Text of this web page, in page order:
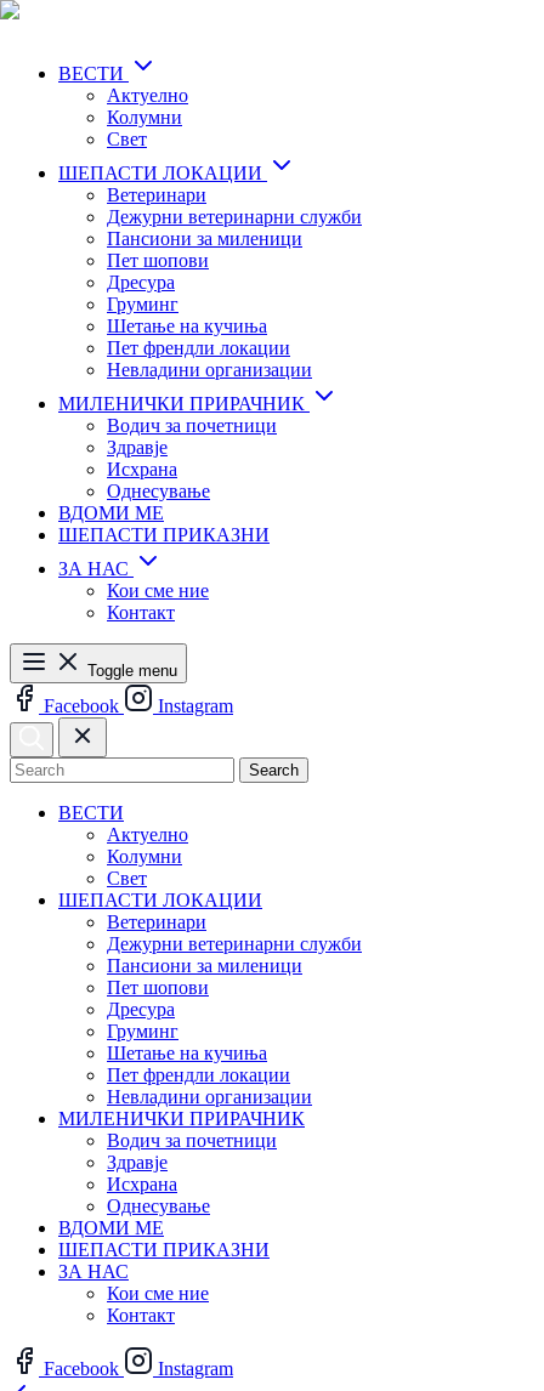
Skip
content
ВЕСТИ
Актуелно
Колумни
Свет
ШЕПАСТИ ЛОКАЦИИ
Ветеринари
Дежурни ветеринарни служби
Пансиони за миленици
Пет шопови
Дресура
Груминг
Шетање на кучиња
Пет френдли локации
Невладини организации
МИЛЕНИЧКИ ПРИРАЧНИК
Водич за почетници
Здравје
Исхрана
Однесување
ВДОМИ МЕ
ШЕПАСТИ ПРИКАЗНИ
ЗА НАС
Кои сме ние
Контакт
Toggle menu
Facebook Instagram
Search
ВЕСТИ
Актуелно
Колумни
Свет
ШЕПАСТИ ЛОКАЦИИ
Ветеринари
Дежурни ветеринарни служби
Пансиони за миленици
Пет шопови
Дресура
Груминг
Шетање на кучиња
Пет френдли локации
Невладини организации
МИЛЕНИЧКИ ПРИРАЧНИК
Водич за почетници
Здравје
Исхрана
Однесување
ВДОМИ МЕ
ШЕПАСТИ ПРИКАЗНИ
ЗА НАС
Кои сме ние
Контакт
Facebook
Instagram